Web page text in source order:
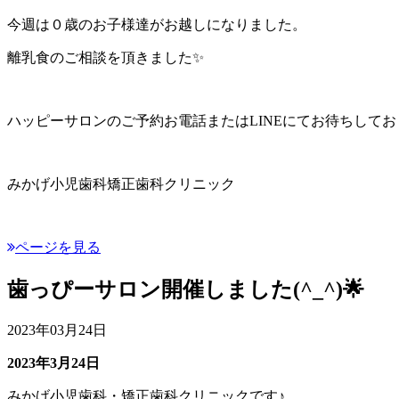
今週は０歳のお子様達がお越しになりました。
離乳食のご相談を頂きました✨
ハッピーサロンのご予約お電話またはLINEにてお待ちして
みかげ小児歯科矯正歯科クリニック
ページを見る
歯っぴーサロン開催しました(^_^)🌟
2023年03月24日
2023年3月24日
みかげ小児歯科・矯正歯科クリニックです♪